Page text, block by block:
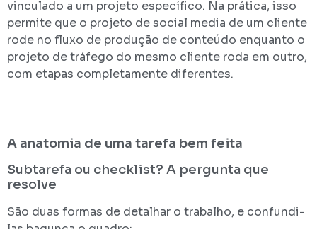
vinculado a um projeto específico. Na prática, isso
permite que o projeto de social media de um cliente
rode no fluxo de produção de conteúdo enquanto o
projeto de tráfego do mesmo cliente roda em outro,
com etapas completamente diferentes.
A anatomia de uma tarefa bem feita
Subtarefa ou checklist? A pergunta que
resolve
São duas formas de detalhar o trabalho, e confundi-